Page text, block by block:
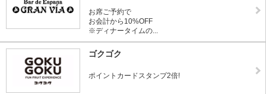
お席ご予約で
お会計から10%OFF
※ディナータイムの...
ゴクゴク
ポイントカードスタンプ2倍!